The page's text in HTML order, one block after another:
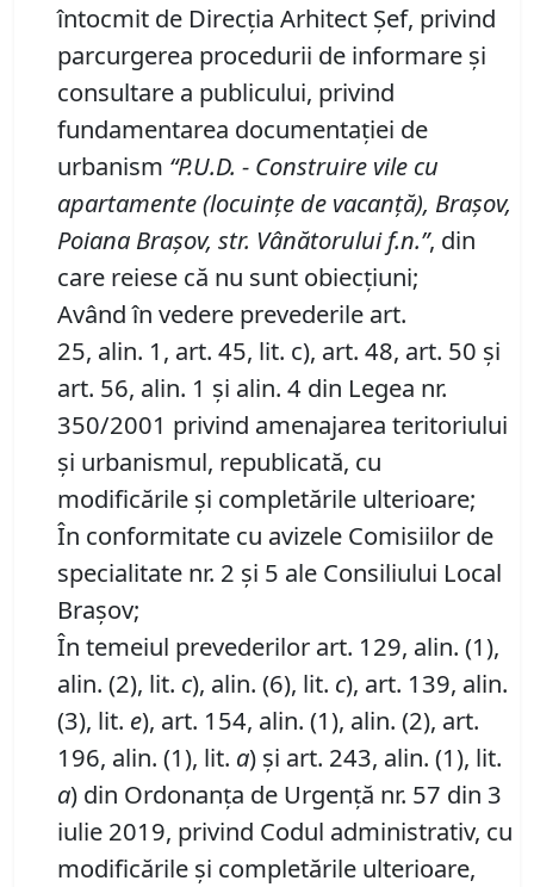
întocmit de Direcţia Arhitect Şef, privind
parcurgerea procedurii de informare şi
consultare a publicului, privind
fundamentarea documentaţiei de
urbanism “P.U.D. - Construire vile cu
apartamente (locuinţe de vacanţă), Braşov,
Poiana Braşov, str. Vânătorului f.n.”, din
care reiese că nu sunt obiecţiuni;
Având în vedere prevederile art.
25, alin. 1, art. 45, lit. c), art. 48, art. 50 şi
art. 56, alin. 1 şi alin. 4 din Legea nr.
350/2001 privind amenajarea teritoriului
şi urbanismul, republicată, cu
modificările şi completările ulterioare;
În conformitate cu avizele Comisiilor de
specialitate nr. 2 și 5 ale Consiliului Local
Brașov;
În temeiul prevederilor art. 129, alin. (1),
alin. (2), lit. c), alin. (6), lit. c), art. 139, alin.
(3), lit. e), art. 154, alin. (1), alin. (2), art.
196, alin. (1), lit. a) și art. 243, alin. (1), lit.
a) din Ordonanța de Urgență nr. 57 din 3
iulie 2019, privind Codul administrativ, cu
modificările și completările ulterioare,